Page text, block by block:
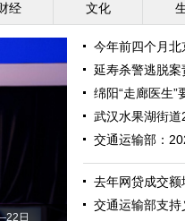
经 文化
日
今年前四个月
延寿杀警逃脱
绵阳“走廊医生”
武汉水果湖街道
交通运输部：
去年网贷成交
交通运输部支